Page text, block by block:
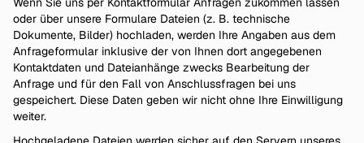
oder über unsere Formulare Dateien (z. B. technische
Dokumente, Bilder) hochladen, werden Ihre Angaben aus dem
Anfrageformular inklusive der von Ihnen dort angegebenen
Kontaktdaten und Dateianhänge zwecks Bearbeitung der
Anfrage und für den Fall von Anschlussfragen bei uns
gespeichert. Diese Daten geben wir nicht ohne Ihre Einwilligung
weiter.